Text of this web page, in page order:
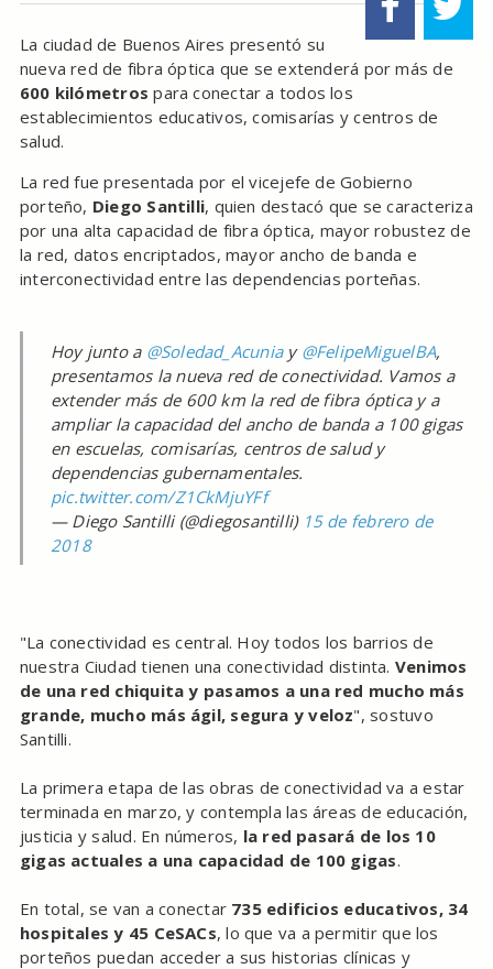
La ciudad de Buenos Aires presentó su
nueva red de fibra óptica que se extenderá por más de
600 kilómetros para conectar a todos los
establecimientos educativos, comisarías y centros de
salud.
La red fue presentada por el vicejefe de Gobierno
porteño, Diego Santilli, quien destacó que se caracteriza
por una alta capacidad de fibra óptica, mayor robustez de
la red, datos encriptados, mayor ancho de banda e
interconectividad entre las dependencias porteñas.
Hoy junto a @Soledad_Acuniay @FelipeMiguelBA,
presentamos la nueva red de conectividad. Vamos a
extender más de 600 km la red de fibra óptica y a
ampliar la capacidad del ancho de banda a 100 gigas
en escuelas, comisarías, centros de salud y
dependencias gubernamentales.
pic.twitter.com/Z1CkMjuYFf
— Diego Santilli (@diegosantilli) 15 de febrero de
2018
"La conectividad es central. Hoy todos los barrios de
nuestra Ciudad tienen una conectividad distinta. Venimos
de una red chiquita y pasamos a una red mucho más
grande, mucho más ágil, segura y veloz", sostuvo
Santilli.
La primera etapa de las obras de conectividad va a estar
terminada en marzo, y contempla las áreas de educación,
justicia y salud. En números, la red pasará de los 10
gigas actuales a una capacidad de 100 gigas.
En total, se van a conectar 735 edificios educativos, 34
hospitales y 45 CeSACs, lo que va a permitir que los
porteños puedan acceder a sus historias clínicas y